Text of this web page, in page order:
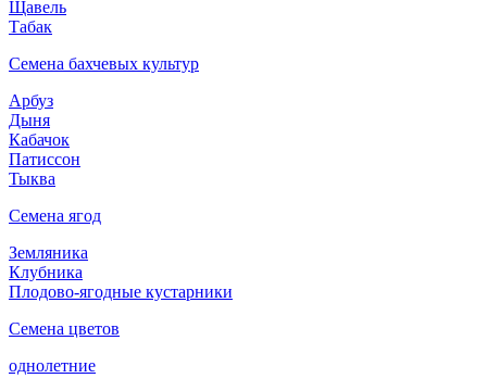
Щавель
Табак
Семена бахчевых культур
Арбуз
Дыня
Кабачок
Патиссон
Тыква
Семена ягод
Земляника
Клубника
Плодово-ягодные кустарники
Семена цветов
однолетние